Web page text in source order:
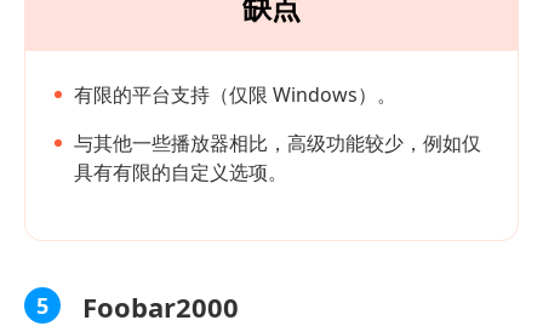
有限的平台支持（仅限 Windows）。
与其他一些播放器相比，高级功能较少，例如仅
具有有限的自定义选项。
5 Foobar2000